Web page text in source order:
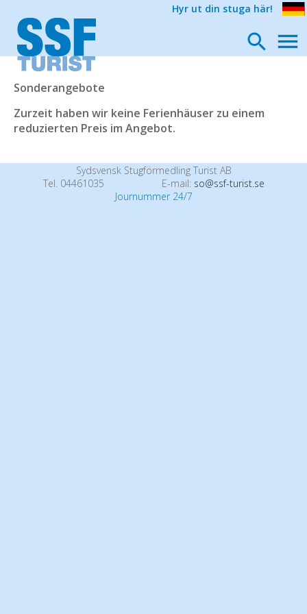
Hyr ut din stuga här!
Sonderangebote
Zurzeit haben wir keine Ferienhäuser zu einem
reduzierten Preis im Angebot.
Sydsvensk Stugförmedling Turist AB
Tel. 04461035
E-mail: so@ssf-turist.se
Journummer 24/7